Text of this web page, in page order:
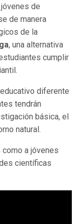
de
de manera
de la
, una alternativa
cumplir
diferente
tendrán
básica, el
natural.
a jóvenes
científicas